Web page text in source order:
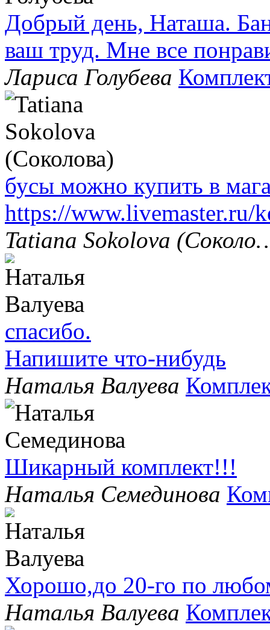
Добрый день, Наташа.
ваш труд. Мне все
Лариса Голубева
бусы можно купить в
https://www.livemaster.ru/
Tatiana Sokolova
спасибо.
Напишите что-нибудь
Наталья Валуева
Шикарный комплект!!!
Наталья Семединова
Хорошо,до 20-го по
Наталья Валуева